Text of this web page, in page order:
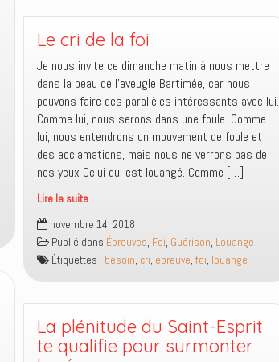
t-
il
?
Le cri de la foi
Je nous invite ce dimanche matin à nous mettre
dans la peau de l’aveugle Bartimée, car nous
pouvons faire des parallèles intéressants avec lui.
Comme lui, nous serons dans une foule. Comme
lui, nous entendrons un mouvement de foule et
des acclamations, mais nous ne verrons pas de
nos yeux Celui qui est louangé. Comme […]
Lire la suite
Le
cri
de
la
novembre 14, 2018
Publié dans Épreuves, Foi, Guérison, Louange
Étiquettes : besoin, cri, epreuve, foi, louange
La plénitude du Saint-Esprit
te qualifie pour surmonter